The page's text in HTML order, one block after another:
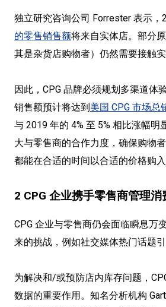
独立研究咨询公司 Forrester 表示，
的零售销售额将来自实体店。部分
其是杂货店购物者）仍然需要接触实
因此，CPG 品牌必须规划多渠道体
销售额预计将达到 美国 CPG 市场总
与 2019 年的 4% 至 5% 相比涨幅明
大与零售商的合作力度，确保购物
都能在合适的时间以合适的价格购入
2 CPG 企业携手零售商管理消
CPG 企业与零售商仍会面临瞬息万
来的挑战，例如社交媒体热门话题
为解决和/或预防店内库存问题，
数据的重要作用。知名分析机构